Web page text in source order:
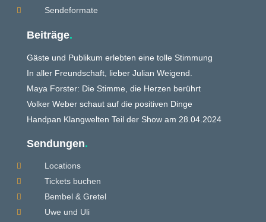
 Sendeformate
Beiträge.
Gäste und Publikum erlebten eine tolle Stimmung
In aller Freundschaft, lieber Julian Weigend.
Maya Forster: Die Stimme, die Herzen berührt
Volker Weber schaut auf die positiven Dinge
Handpan Klangwelten Teil der Show am 28.04.2024
Sendungen.
 Locations
 Tickets buchen
 Bembel & Gretel
 Uwe und Uli